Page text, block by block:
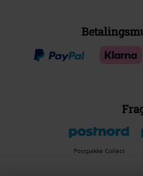
Postpakke Collect